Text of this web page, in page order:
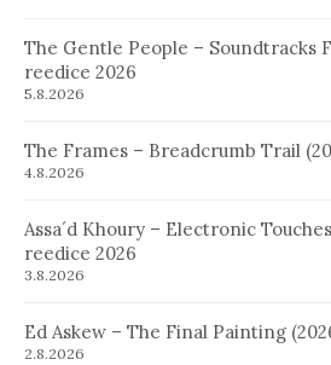
The Gentle People – Soundtracks
reedice 2026
5.8.2026
The Frames – Breadcrumb Trail
4.8.2026
Assa´d Khoury – Electronic
reedice 2026
3.8.2026
Ed Askew – The Final Painting
2.8.2026